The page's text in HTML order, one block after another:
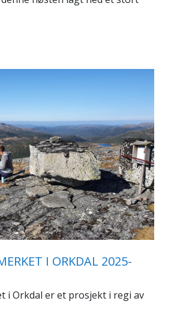
I ORKDAL 2025-
i Orkdal er et prosjekt i regi av